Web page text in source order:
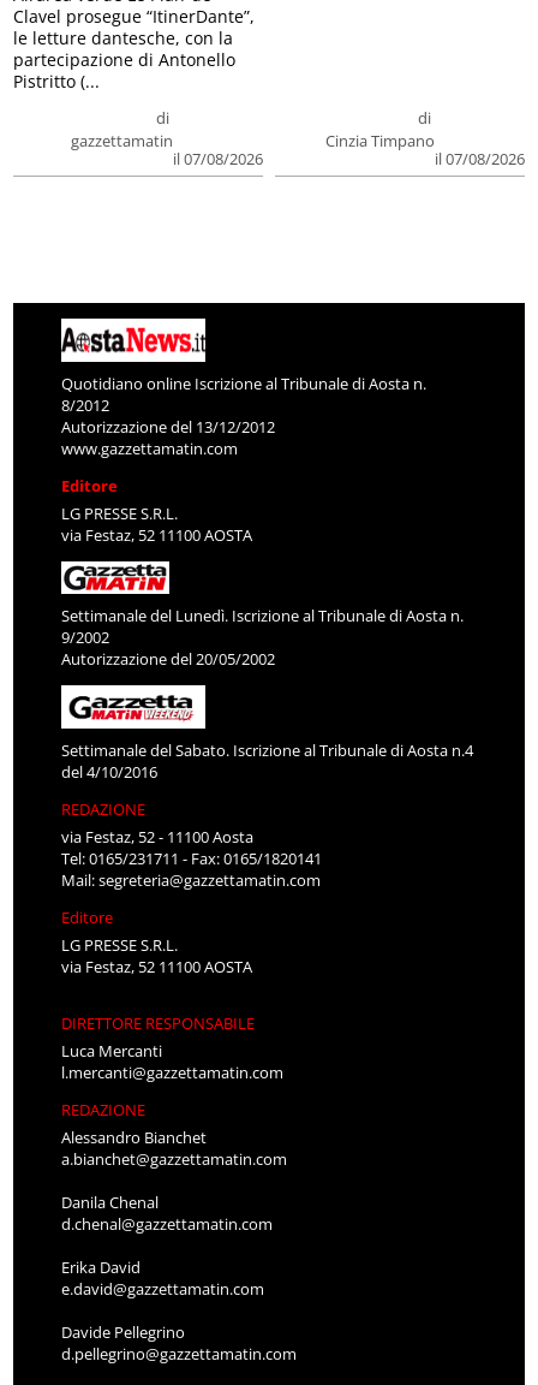
di
gazzettamatin
il 07/08/2026
Clavel prosegue “ItinerDante”,
le letture dantesche, con la
partecipazione di Antonello
Pistritto (...
di
Cinzia Timpano
il 07/08/2026
Quotidiano online Iscrizione al Tribunale di Aosta n.
8/2012
Autorizzazione del 13/12/2012
www.gazzettamatin.com
Editore
LG PRESSE S.R.L.
via Festaz, 52 11100 AOSTA
Settimanale del Lunedì. Iscrizione al Tribunale di Aosta n.
9/2002
Autorizzazione del 20/05/2002
Settimanale del Sabato. Iscrizione al Tribunale di Aosta n.4
del 4/10/2016
REDAZIONE
via Festaz, 52 - 11100 Aosta
Tel: 0165/231711 - Fax: 0165/1820141
Mail:segreteria@gazzettamatin.com
Editore
LG PRESSE S.R.L.
via Festaz, 52 11100 AOSTA
DIRETTORE RESPONSABILE
Luca Mercanti
l.mercanti@gazzettamatin.com
REDAZIONE
Alessandro Bianchet
a.bianchet@gazzettamatin.com
Danila Chenal
d.chenal@gazzettamatin.com
Erika David
e.david@gazzettamatin.com
Davide Pellegrino
d.pellegrino@gazzettamatin.com